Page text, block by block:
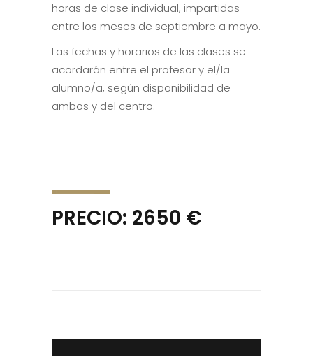
horas de clase individual, impartidas
entre los meses de septiembre a mayo.
Las fechas y horarios de las clases se
acordarán entre el profesor y el/la
alumno/a, según disponibilidad de
ambos y del centro.
PRECIO: 2650 €